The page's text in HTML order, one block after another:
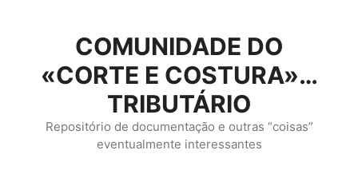
conteúdo
COMUNIDADE DO
«CORTE E COSTURA»…
TRIBUTÁRIO
Repositório de documentação e outras “coisas”
eventualmente interessantes